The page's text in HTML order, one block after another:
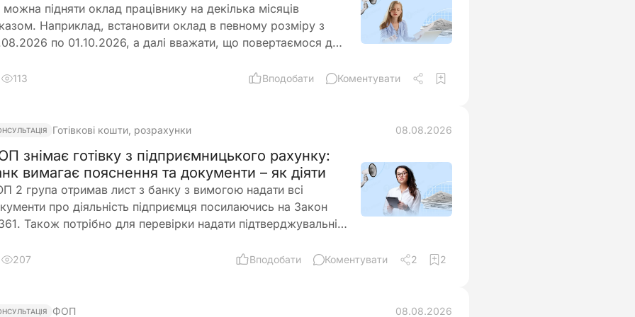
підняти оклад працівнику на декілька місяців
Наприклад, встановити оклад в певному розміру з
по 01.10.2026, а далі вважати, що повертаємося до
113 Вподобати Коментувати
Готівкові кошти, розрахунки 08.08.2026
знімає готівку з підприємницького рахунку:
вимагає пояснення та документи – як діяти
2 група отримав лист з банку з вимогою надати всі
про діяльність підприємця посилаючись на Закон
Також потрібно для перевірки надати підтверджувальні
коштів (в дозволеному об’ємі періодично знімаються
207 Вподобати Коментувати 2 2
ФОП 08.08.2026